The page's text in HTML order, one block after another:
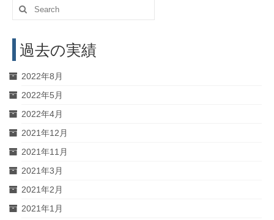
Search
for:
過去の実績
2022年8月
2022年5月
2022年4月
2021年12月
2021年11月
2021年3月
2021年2月
2021年1月